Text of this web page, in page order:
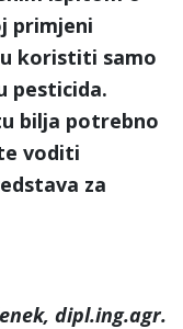
primjeni
koristiti samo
pesticida.
bilja potrebno
voditi
za
dipl.ing.agr.